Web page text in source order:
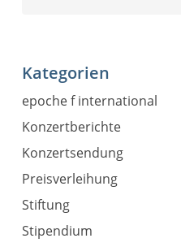
Kategorien
epoche f international
Konzertberichte
Konzertsendung
Preisverleihung
Stiftung
Stipendium